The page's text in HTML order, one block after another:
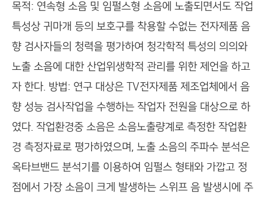
목적: 연속형 소음 및 임펄스형 소음에 노출되면서도 작업
특성상 귀마개 등의 보호구를 착용할 수없는 전자제품 음
향 검사자들의 청력을 평가하여 청각학적 특성의 의의와
노출 소음에 대한 산업위생학적 관리를 위한 제언을 하고
자 한다. 방법: 연구 대상은 TV전자제품 제조업체에서 음
향 성능 검사작업을 수행하는 작업자 전원을 대상으로 하
였다. 작업환경중 소음은 소음노출량계로 측정한 작업환
경 측정자료로 평가하였으며, 노출 소음의 주파수 분석은
옥타브밴드 분석기를 이용하여 임펄스 형태와 가깝고 정
점에서 가장 소음이 크게 발생하는 스위프 음 발생시에 주